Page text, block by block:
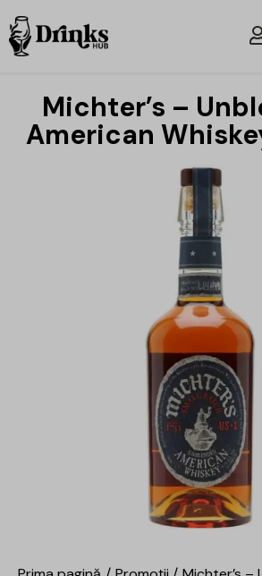
Michter’s –
American